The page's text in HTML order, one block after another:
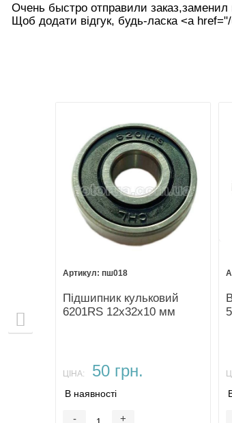
Очень быстро отправили
Щоб додати відгук, будь-ласка <а
20
пш018
Підшипник кульковий
6201RS 12х32х10 мм
ЦІНА: 50 грн.
В наявності
- +